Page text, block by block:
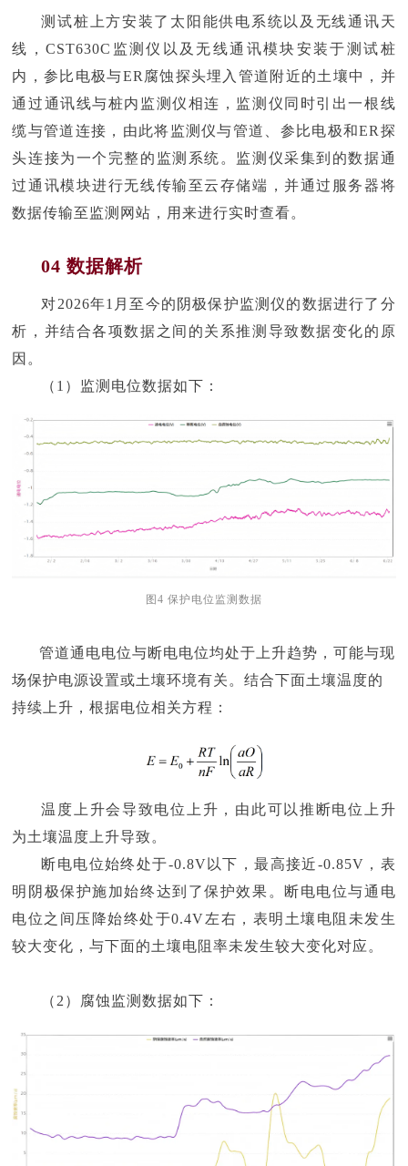
测试桩上方安装了太阳能供电系统以及无线通讯天
线，CST630C监测仪以及无线通讯模块安装于测试桩
内，参比电极与ER腐蚀探头埋入管道附近的土壤中，并
通过通讯线与桩内监测仪相连，监测仪同时引出一根线
缆与管道连接，由此将监测仪与管道、参比电极和ER探
头连接为一个完整的监测系统。监测仪采集到的数据通
过通讯模块进行无线传输至云存储端，并通过服务器将
数据传输至监测网站，用来进行实时查看。
04 数据解析
对2026年1月至今的阴极保护监测仪的数据进行了分
析，并结合各项数据之间的关系推测导致数据变化的原
因。
（1）监测电位数据如下：
图4 保护电位监测数据
管道通电电位与断电电位均处于上升趋势，可能与现
场保护电源设置或土壤环境有关。结合下面土壤温度的
持续上升，根据电位相关方程：
温度上升会导致电位上升，由此可以推断电位上升
为土壤温度上升导致。
断电电位始终处于-0.8V以下，最高接近-0.85V，表
明阴极保护施加始终达到了保护效果。断电电位与通电
电位之间压降始终处于0.4V左右，表明土壤电阻未发生
较大变化，与下面的土壤电阻率未发生较大变化对应。
（2）腐蚀监测数据如下：